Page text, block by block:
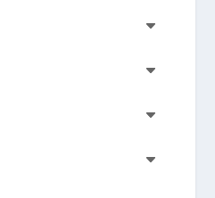
C
C
C
C